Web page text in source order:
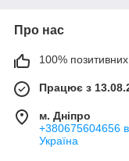
Про нас
100% позитивних
Працює з
м. Дніпро
+380675604656
Україна